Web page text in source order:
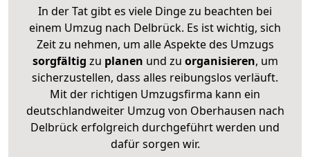
In der Tat gibt es viele Dinge zu beachten bei
einem Umzug nach Delbrück. Es ist wichtig, sich
Zeit zu nehmen, um alle Aspekte des Umzugs
sorgfältig zu planen und zu organisieren, um
sicherzustellen, dass alles reibungslos verläuft.
Mit der richtigen Umzugsfirma kann ein
deutschlandweiter Umzug von Oberhausen nach
Delbrück erfolgreich durchgeführt werden und
dafür sorgen wir.